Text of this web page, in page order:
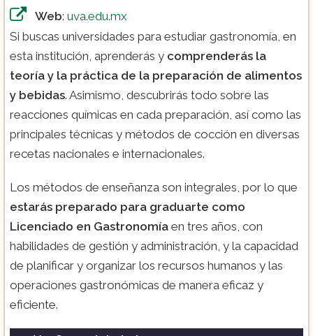
Web: uva.edu.mx
Si buscas universidades para estudiar gastronomía, en
esta institución, aprenderás y comprenderás la
teoría y la práctica de la preparación de alimentos
y bebidas. Asimismo, descubrirás todo sobre las
reacciones químicas en cada preparación, así como las
principales técnicas y métodos de cocción en diversas
recetas nacionales e internacionales.
Los métodos de enseñanza son integrales, por lo que
estarás preparado para graduarte como
Licenciado en Gastronomía en tres años, con
habilidades de gestión y administración, y la capacidad
de planificar y organizar los recursos humanos y las
operaciones gastronómicas de manera eficaz y
eficiente.